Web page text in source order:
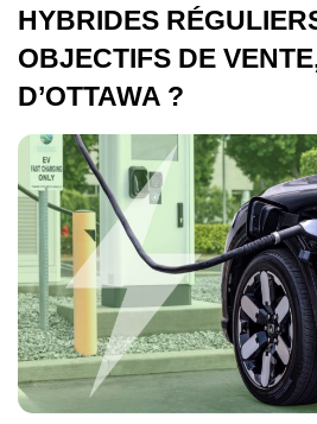
HYBRIDES
OBJECTIFS DE
D’OTTAWA ?